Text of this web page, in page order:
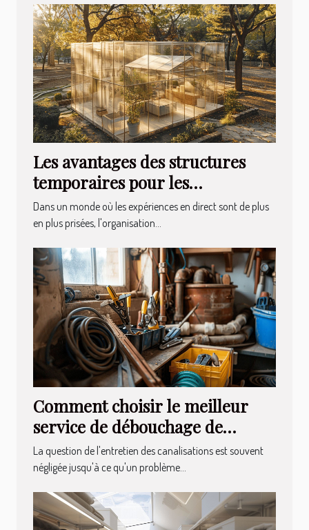
Les avantages des structures
temporaires pour les
événements extérieurs
Dans un monde où les expériences en direct sont de plus
en plus prisées, l'organisation...
Comment choisir le meilleur
service de débouchage de
canalisations
La question de l'entretien des canalisations est souvent
négligée jusqu'à ce qu'un problème...